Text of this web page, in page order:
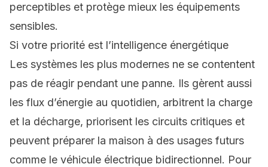
perceptibles et protège mieux les équipements
sensibles.
Si votre priorité est l’intelligence énergétique
Les systèmes les plus modernes ne se contentent
pas de réagir pendant une panne. Ils gèrent aussi
les flux d’énergie au quotidien, arbitrent la charge
et la décharge, priorisent les circuits critiques et
peuvent préparer la maison à des usages futurs
comme le véhicule électrique bidirectionnel. Pour